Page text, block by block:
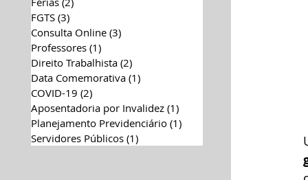
FGTS (3)3 posts
Consulta Online (3)3 posts
Professores (1)1 post
Direito Trabalhista (2)2 posts
Data Comemorativa (1)1 post
COVID-19 (2)2 posts
Aposentadoria por Invalidez (1)1 post
Planejamento Previdenciário (1)1 post
Servidores Públicos (1)1 post